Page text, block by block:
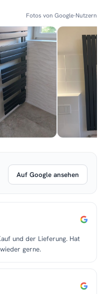
Fotos von Google-Nutzern
Auf Google ansehen
und der Lieferung. Hat
gerne.